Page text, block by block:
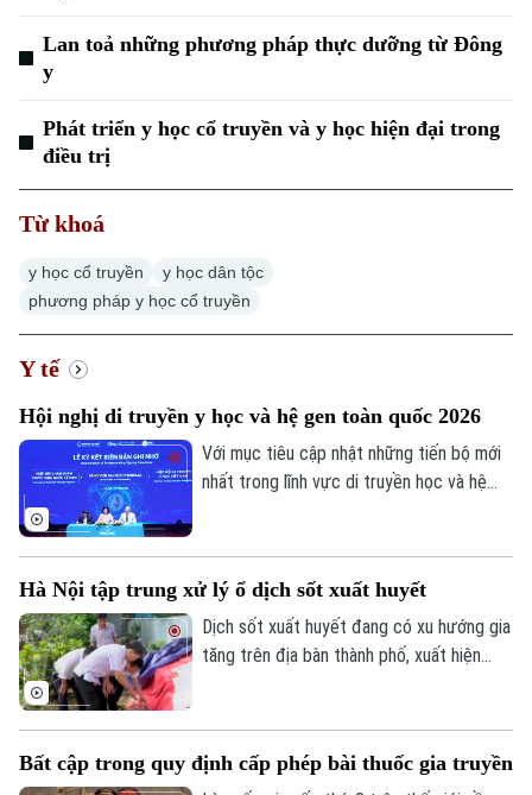
Lan toả những phương pháp thực dưỡng từ Đông
y
Phát triển y học cổ truyền và y học hiện đại trong
điều trị
Từ khoá
y học cổ truyền
y học dân tộc
phương pháp y học cổ truyền
Y tế
Hội nghị di truyền y học và hệ gen toàn quốc 2026
Với mục tiêu cập nhật những tiến bộ mới
nhất trong lĩnh vực di truyền học và hệ
2026 với chủ đề "Hệ gen, Di truyền Y học
và các tiến bộ trong chẩn đoán, phòng và
điều trị bệnh".
Hà Nội tập trung xử lý ổ dịch sốt xuất huyết
Dịch sốt xuất huyết đang có xu hướng gia
tăng trên địa bàn thành phố, xuất hiện
Thọ.
Bất cập trong quy định cấp phép bài thuốc gia truyền